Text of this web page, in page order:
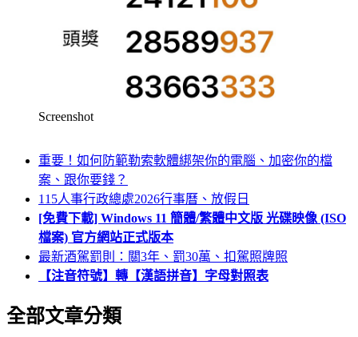
Screenshot
重要！如何防範勒索軟體綁架你的電腦、加密你的檔
案、跟你要錢？
115人事行政總處2026行事曆、放假日
[免費下載] Windows 11 簡體/繁體中文版 光碟映像 (ISO
檔案) 官方網站正式版本
最新酒駕罰則：關3年、罰30萬、扣駕照牌照
【注音符號】轉【漢語拼音】字母對照表
全部文章分類